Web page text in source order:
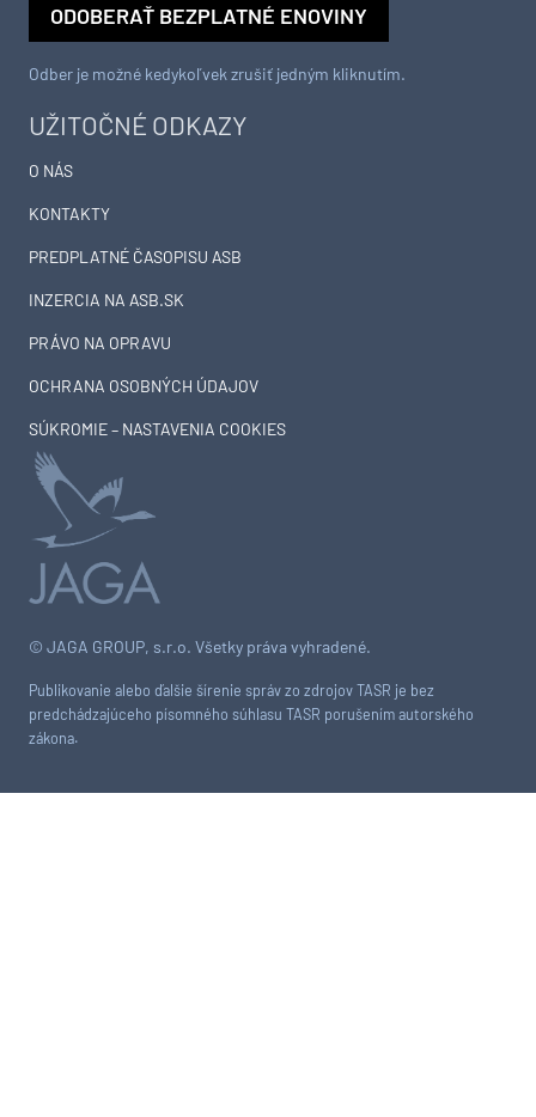
© JAGA GROUP, s.r.o. Všetky práva vyhradené.
Publikovanie alebo ďalšie šírenie správ zo zdrojov TASR je bez
predchádzajúceho písomného súhlasu TASR porušením autorského
zákona.
UŽITOČNÉ ODKAZY
O NÁS
KONTAKTY
PREDPLATNÉ ČASOPISU ASB
INZERCIA NA ASB.SK
PRÁVO NA OPRAVU
OCHRANA OSOBNÝCH ÚDAJOV
SÚKROMIE – NASTAVENIA COOKIES
ODOBERAŤ BEZPLATNÉ ENOVINY
Odber je možné kedykoľvek zrušiť jedným kliknutím.